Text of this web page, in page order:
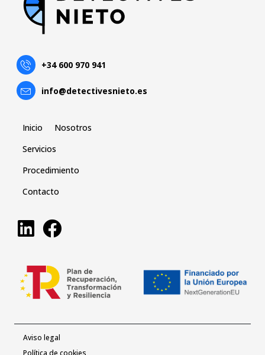
+34 600 970 941
info@detectivesnieto.es
Inicio
Nosotros
Servicios
Procedimiento
Contacto
Aviso legal
Política de cookies